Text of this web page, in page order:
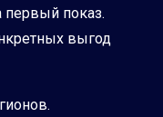
первый показ.
выгод